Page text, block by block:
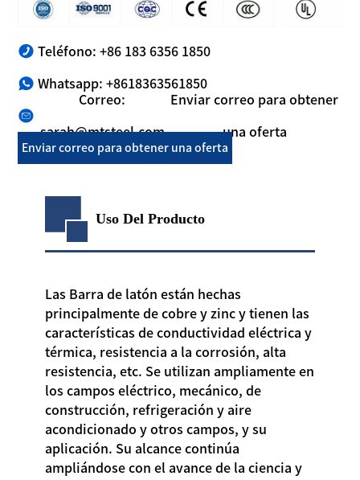
Teléfono: +86 183 6356 1850
Whatsapp: +8618363561850
Correo:
sarah@mtsteel.com
Enviar correo para obtener
una oferta
Enviar correo para obtener una oferta
Uso Del Producto
Las Barra de latón están hechas
principalmente de cobre y zinc y tienen las
características de conductividad eléctrica y
térmica, resistencia a la corrosión, alta
resistencia, etc. Se utilizan ampliamente en
los campos eléctrico, mecánico, de
construcción, refrigeración y aire
acondicionado y otros campos, y su
aplicación. Su alcance continúa
ampliándose con el avance de la ciencia y